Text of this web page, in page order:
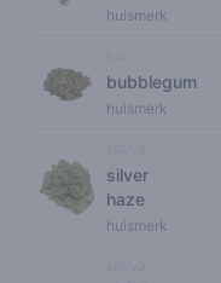
huismerk
bubblegum
huismerk
silver
haze
huismerk